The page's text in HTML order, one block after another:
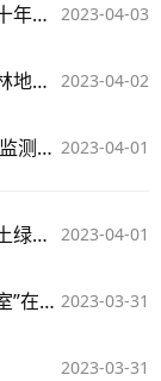
2023-04-03
中国林业智库建设工作案例入选中国科协十年优秀工作案例
2023-04-02
国家林草局华东院赴福建古田座谈新一轮林地保护利用规划编制
2023-04-01
​《2022年西藏自治区生态公益林建设成效监测报告》通过专家评审
2023-04-01
国家林草局规划院承担的河北省承德市国土绿化试点示范项目通过竞争性选拔
2023-03-31
我国首家“CITES全球野生动植物鉴定实验室”在京成立
2023-03-31